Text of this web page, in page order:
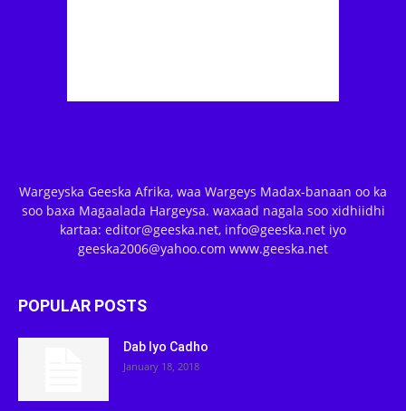
Wargeyska Geeska Afrika, waa Wargeys Madax-banaan oo ka
soo baxa Magaalada Hargeysa. waxaad nagala soo xidhiidhi
kartaa: editor@geeska.net, info@geeska.net iyo
geeska2006@yahoo.com www.geeska.net
POPULAR POSTS
Dab Iyo Cadho
January 18, 2018